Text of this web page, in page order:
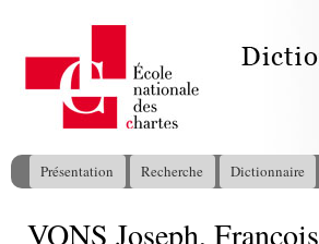
Menu principal
Présentation Recherche Dictionnaire
VONS Joseph, François